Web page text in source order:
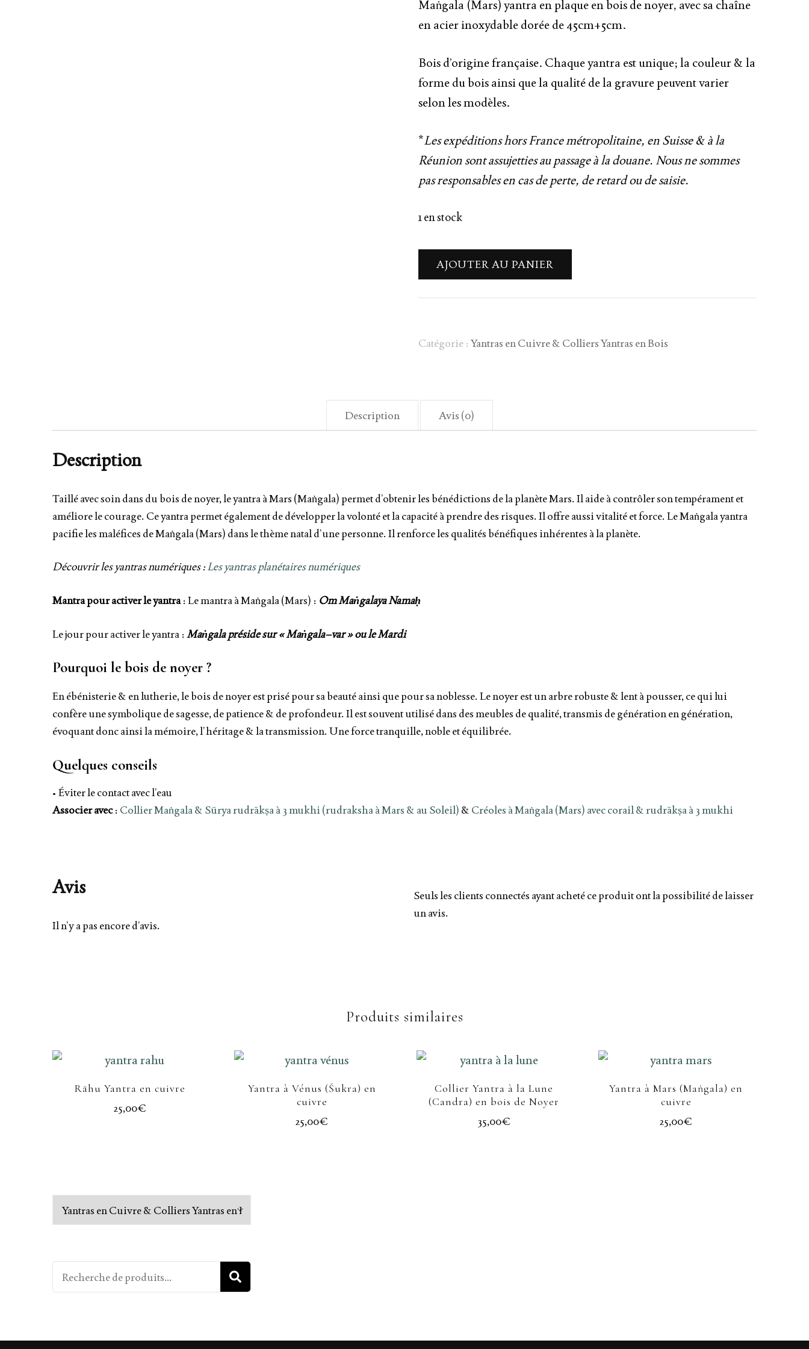
Maṅgala (Mars) yantra en plaque en bois de noyer, avec sa chaîne
en acier inoxydable dorée de 45cm+5cm.
Bois d’origine française. Chaque yantra est unique; la couleur & la
forme du bois ainsi que la qualité de la gravure peuvent varier
selon les modèles.
*Les expéditions hors France métropolitaine, en Suisse & à la
Réunion sont assujetties au passage à la douane. Nous ne sommes
pas responsables en cas de perte, de retard ou de saisie.
1 en stock
AJOUTER AU PANIER
Catégorie :Yantras en Cuivre & Colliers Yantras en Bois
Description Avis (0)
Description
Taillé avec soin dans du bois de noyer, le yantra à Mars (Maṅgala) permet d’obtenir les bénédictions de la planète Mars. Il aide à contrôler son tempérament et
améliore le courage. Ce yantra permet également de développer la volonté et la capacité à prendre des risques. Il offre aussi vitalité et force. Le Maṅgala yantra
pacifie les maléfices de Maṅgala (Mars) dans le thème natal d’une personne. Il renforce les qualités bénéfiques inhérentes à la planète.
Découvrir les yantras numériques :Les yantras planétaires numériques
Mantra pour activer le yantra: Le mantra à Maṅgala (Mars) : Om Maṅgalaya Namaḥ
Le jour pour activer le yantra : Maṅgalapréside sur « Maṅgala–var » ou le Mardi
Pourquoi le bois de noyer ?
En ébénisterie & en lutherie, le bois de noyer est prisé pour sa beauté ainsi que pour sa noblesse. Le noyer est un arbre robuste & lent à pousser, ce qui lui
confère une symbolique de sagesse, de patience & de profondeur. Il est souvent utilisé dans des meubles de qualité, transmis de génération en génération,
évoquant donc ainsi la mémoire, l’héritage & la transmission. Une force tranquille, noble et équilibrée.
Quelques conseils
• Éviter le contact avec l’eau
Associer avec: Collier Maṅgala & Sūrya rudrākṣa à 3 mukhi (rudraksha à Mars & au Soleil) & Créoles à Maṅgala (Mars) avec corail & rudrākṣa à 3 mukhi
Avis
Il n’y a pas encore d’avis.
Seuls les clients connectés ayant acheté ce produit ont la possibilité de laisser
un avis.
Produits similaires
Rāhu Yantra en cuivre
25,00€
Yantra à Vénus (Śukra) en
cuivre
25,00€
Collier Yantra à la Lune
(Candra) en bois de Noyer
35,00€
Yantra à Mars (Maṅgala) en
cuivre
25,00€